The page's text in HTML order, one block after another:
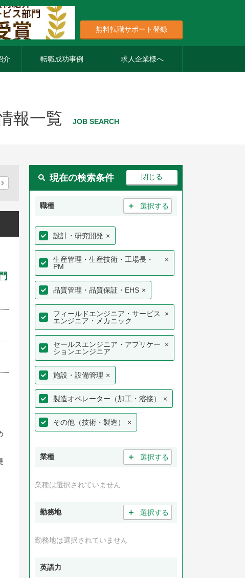
無料転職サポート登録
介 転職成功事例 求人企業様へ
報一覧 JOB SEARCH
現在の検索条件
職種 ＋ 選択する
設計・研究開発 ×
生産管理・生産技術・工場長・
PM
×
品質管理・品質保証・EHS ×
フィールドエンジニア・サービス
エンジニア・メカニック
×
セールスエンジニア・アプリケー
ションエンジニア
×
施設・設備管理 ×
製造オペレーター（加工・溶接） ×
その他（技術・製造） ×
業種 ＋ 選択する
業種は選択されていません
勤務地 ＋ 選択する
勤務地は選択されていません
英語力